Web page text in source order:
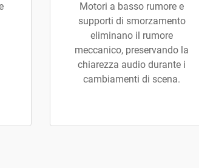
Motori a basso rumore e
supporti di smorzamento
eliminano il rumore
meccanico, preservando la
chiarezza audio durante i
cambiamenti di scena.